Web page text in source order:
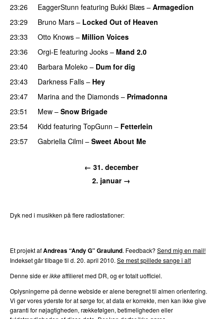
23:26
EaggerStunn featuring Bukki Blæs – Armagedion
23:29
Bruno Mars – Locked Out of Heaven
23:33
Otto Knows – Million Voices
23:36
Orgi-E featuring Jooks – Mand 2.0
23:40
Barbara Moleko – Dum for dig
23:43
Darkness Falls – Hey
23:47
Marina and the Diamonds – Primadonna
23:51
Mew – Snow Brigade
23:54
Kidd featuring TopGunn – Fetterlein
23:57
Gabriella Cilmi – Sweet About Me
← 31. december
2. januar →
Dyk ned i musikken på flere radiostationer:
Et projekt afAndreas “Andy G” Graulund. Feedback? Send mig en mail!
Indekset går tilbage til d. 20. april 2010. Se mest spillede sange i alt
Denne side erikkeaffilieret med DR, og er totalt uofficiel.
Oplysningerne på denne webside er alene beregnet til almen orientering.
Vi gør vores yderste for at sørge for, at data er korrekte, men kan ikke give
garanti for nøjagtigheden, rækkefølgen, betimeligheden eller